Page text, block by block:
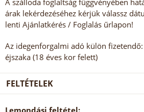
A szálloda foglaltság függvényében
árak lekérdezéséhez kérjük válassz
lenti Ajánlatkérés / Foglalás űrlapon!
Az idegenforgalmi adó külön
éjszaka (18 éves kor felett)
FELTÉTELEK